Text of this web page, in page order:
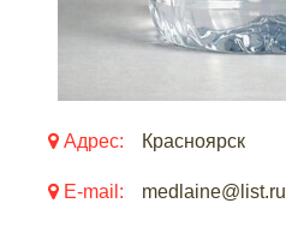
Адрес: Красноярск
E-mail: medlaine@list.ru